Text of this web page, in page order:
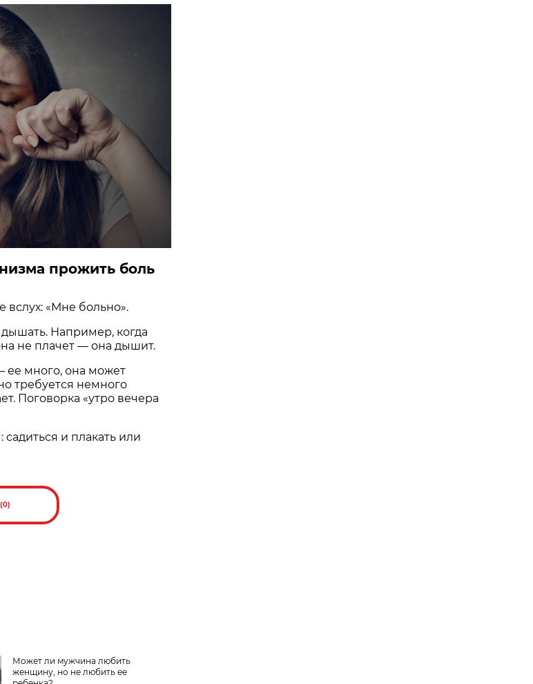
прожить боль
вслух: «Мне больно».
Например, когда
не плачет — она дышит.
ее много, она может
требуется немного
Поговорка «утро вечера
и плакать или
Может ли мужчина любить
женщину, но не любить ее